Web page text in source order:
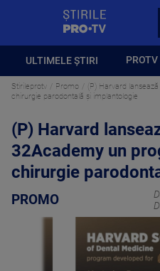
ULTIMELE ȘTIRI
Stirileprotv Promo
(P) Harvard
chirurgie parodontală și implantologie
(P) Harvard
32Academy un
chirurgie
PROMO